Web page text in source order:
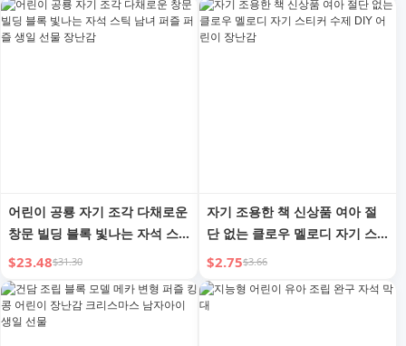
어린이 공룡 자기 조각 다채로운
창문 빌딩 블록 빛나는 자석 스
틱 남녀 퍼즐 퍼즐 생일 선물 장
난감
$23.48$31.30
자기 조용한 책 신상품 여아 절
단 없는 클로우 멜로디 자기 스
티커 수제 DIY 어린이 장난감
$2.75$3.66